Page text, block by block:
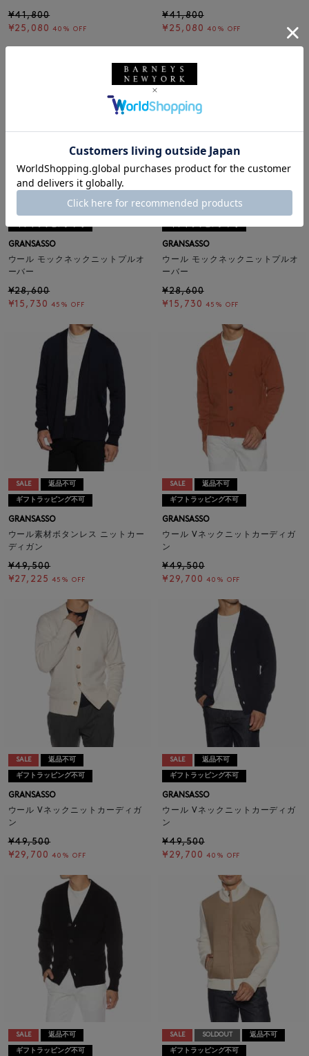
¥41,800
¥25,080 40% OFF
¥41,800
¥25,080 40% OFF
SOLDOUT 返品不可
GRANSASSO
ウール モックネックニットプルオ
ーバー
¥28,600
¥15,730 45% OFF
SALE 返品不可
GRANSASSO
ウール モックネックニットプルオ
ーバー
¥28,600
¥15,730 45% OFF
SALE 返品不可
ギフトラッピング不可
GRANSASSO
ウール素材ボタンレス ニットカー
ディガン
¥49,500
¥27,225 45% OFF
SALE 返品不可
ギフトラッピング不可
GRANSASSO
ウール Vネックニットカーディガ
ン
¥49,500
¥29,700 40% OFF
SALE 返品不可
ギフトラッピング不可
GRANSASSO
ウール Vネックニットカーディガ
ン
¥49,500
¥29,700 40% OFF
SALE 返品不可
ギフトラッピング不可
GRANSASSO
ウール Vネックニットカーディガ
ン
¥49,500
¥29,700 40% OFF
SALE 返品不可
ギフトラッピング不可
SALE SOLDOUT 返品不可
ギフトラッピング不可